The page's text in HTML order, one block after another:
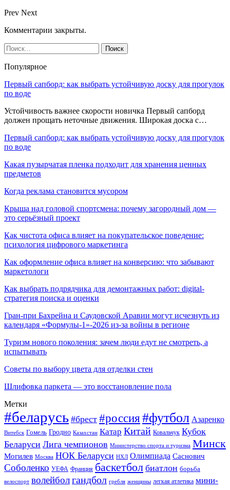
Prev Next
Комментарии закрыты.
Популярное
Первый сапборд: как выбрать устойчивую доску для прогулок
по воде
Устойчивость важнее скорости новичка Первый сапборд
должен прощать неточные движения. Широкая доска с…
Первый сапборд: как выбрать устойчивую доску для прогулок
по воде
Какая пузырчатая пленка подходит для хранения ценных
предметов
Когда реклама становится мусором
Крыша над головой спортсмена: почему загородный дом —
это серьёзный проект
Как чистота офиса влияет на покупательское поведение:
психология цифрового маркетинга
Как оформление офиса влияет на конверсию: что забывают
маркетологи
Как выбрать подрядчика для демонтажных работ: digital-
стратегия поиска и оценки
Гран-при Бахрейна и Саудовской Аравии могут исчезнуть из
календаря «Формулы-1»-2026 из-за войны в регионе
Туризм нового поколения: зачем люди едут не смотреть, а
испытывать
Советы по выбору цвета для отделки стен
Шлифовка паркета — это восстановление пола
Метки
#беларусь #брест #россия#футбол Азаренко
Витебск Гомель Гродно Казахстан Катар Китай Ковальчук Кубок
Беларуси Лига чемпионов Министерство спорта и туризма Минск
Могилев Москва НОК Беларуси НХЛ Олимпиада Саснович
Соболенко УЕФА Франция баскетбол биатлон борьба
велоспорт волейболгандбол гребля женщины легкая атлетика мини-